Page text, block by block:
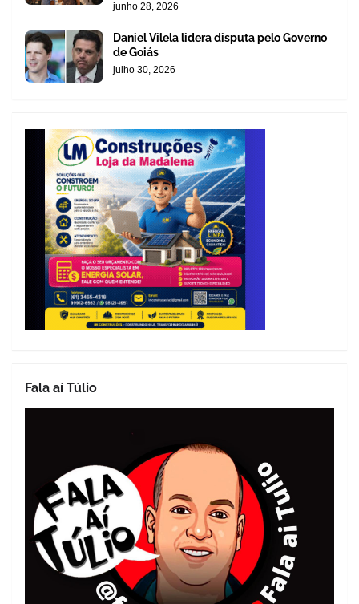
junho 28, 2026
Daniel Vilela lidera disputa pelo Governo
de Goiás
julho 30, 2026
Fala aí Túlio